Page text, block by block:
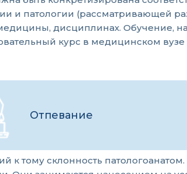
и патологии (рассматривающей
дисциплинах. Обучение,
курс в медицинском
Отпевание
тому склонность патологоанатом.